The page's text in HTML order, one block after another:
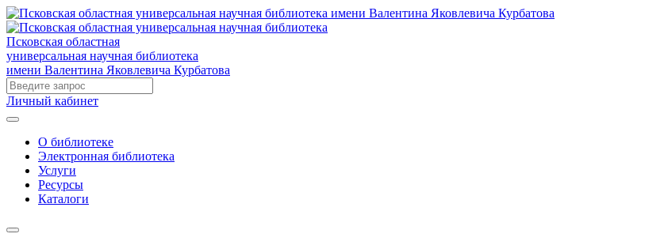
Псковская областная
универсальная научная библиотека
имени Валентина Яковлевича Курбатова
Личный кабинет
О библиотеке
Электронная библиотека
Услуги
Ресурсы
Каталоги